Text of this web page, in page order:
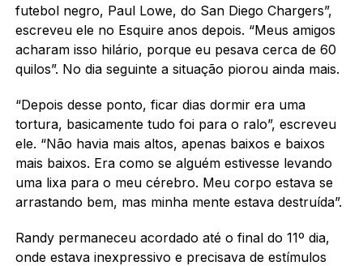
futebol negro, Paul Lowe, do San Diego Chargers”,
escreveu ele no Esquire anos depois. “Meus amigos
acharam isso hilário, porque eu pesava cerca de 60
quilos”. No dia seguinte a situação piorou ainda mais.
“Depois desse ponto, ficar dias dormir era uma
tortura, basicamente tudo foi para o ralo”, escreveu
ele. “Não havia mais altos, apenas baixos e baixos
mais baixos. Era como se alguém estivesse levando
uma lixa para o meu cérebro. Meu corpo estava se
arrastando bem, mas minha mente estava destruída”.
Randy permaneceu acordado até o final do 11º dia,
onde estava inexpressivo e precisava de estímulos